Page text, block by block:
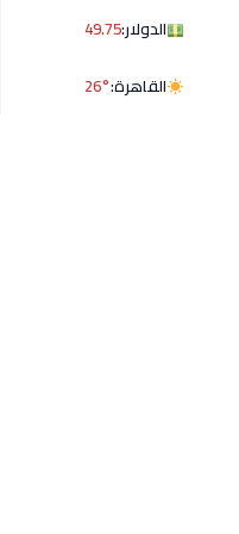
الدولار:49.75
القاهرة:26°